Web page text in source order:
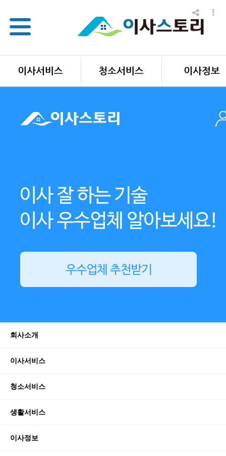
회사소개
이사서비스
청소서비스
생활서비스
이사정보